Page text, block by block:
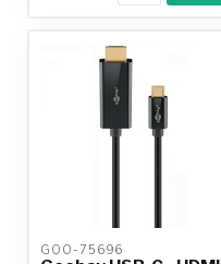
GOO-75696